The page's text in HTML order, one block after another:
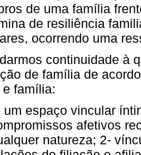
de uma família
de resiliência
ocorrendo uma
continuidade à
de família de
família:
um espaço vincular
afetivos
natureza; 2-